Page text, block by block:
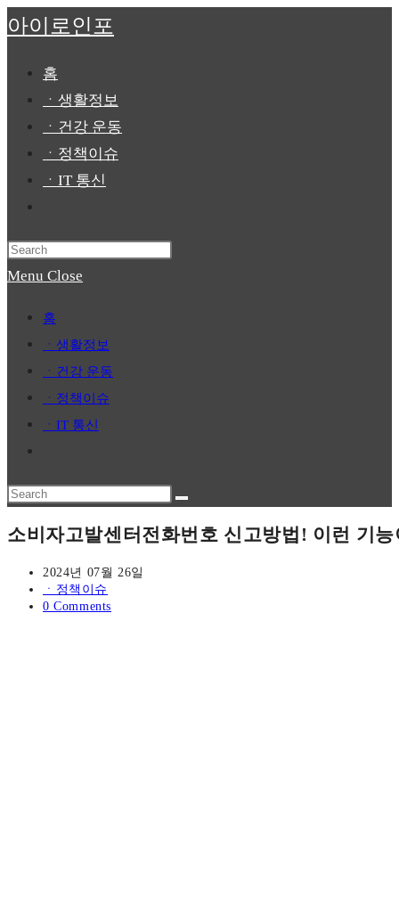
Skip
content
아이로인포
홈
ㆍ생활정보
ㆍ건강 운동
ㆍ정책이슈
ㆍIT 통신
search
Menu Close
홈
ㆍ생활정보
ㆍ건강 운동
ㆍ정책이슈
ㆍIT 통신
search
Search
website
소비자고발센터전화번호 신고방법! 이런 기
Post
published:
2024년 07월 26일
Post
category:
ㆍ정책이슈
Post
0 Comments